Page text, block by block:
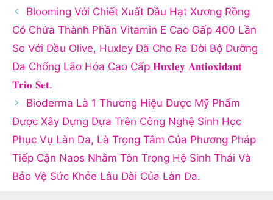
Blooming Với Chiết Xuất Dầu Hạt Xương Rồng
Có Chứa Thành Phần Vitamin E Cao Gấp 400 Lần
So Với Dầu Olive, Huxley Đã Cho Ra Đời Bộ Dưỡng
Da Chống Lão Hóa Cao Cấp 𝐇𝐮𝐱𝐥𝐞𝐲 𝐀𝐧𝐭𝐢𝐨𝐱𝐢𝐝𝐚𝐧𝐭
𝐓𝐫𝐢𝐨 𝐒𝐞𝐭.
Bioderma Là 1 Thương Hiệu Dược Mỹ Phẩm
Được Xây Dựng Dựa Trên Công Nghệ Sinh Học
Phục Vụ Làn Da, Là Trọng Tâm Của Phương Pháp
Tiếp Cận Naos Nhằm Tôn Trọng Hệ Sinh Thái Và
Bảo Vệ Sức Khỏe Lâu Dài Của Làn Da.